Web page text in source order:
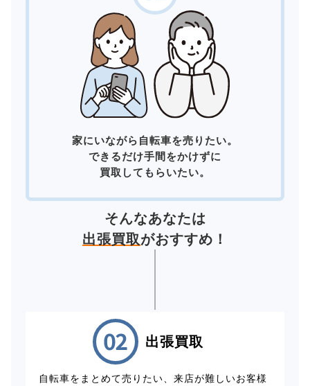
家にいながら自転車を売りたい。
できるだけ手間をかけずに
買取してもらいたい。
そんなあなたは
出張買取がおすすめ！
出張買取
自転車をまとめて売りたい、来店が難しいお客様